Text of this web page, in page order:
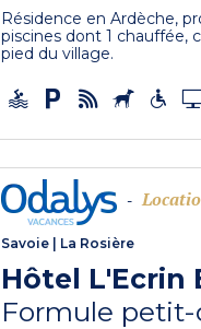
Résidence en Ardèche,
piscines dont 1 chauffée,
pied du village.
-
Savoie | La Rosière
Hôtel L'Ecrin
Formule